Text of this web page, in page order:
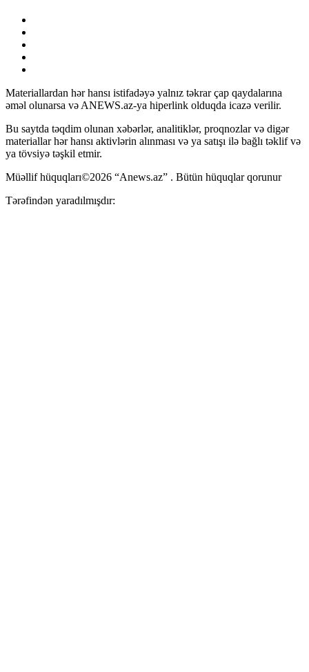
Materiallardan hər hansı istifadəyə yalnız təkrar çap qaydalarına
əməl olunarsa və ANEWS.az-ya hiperlink olduqda icazə verilir.
Bu saytda təqdim olunan xəbərlər, analitiklər, proqnozlar və digər
materiallar hər hansı aktivlərin alınması və ya satışı ilə bağlı təklif və
ya tövsiyə təşkil etmir.
Müəllif hüquqları©2026 “Anews.az” . Bütün hüquqlar qorunur
Tərəfindən yaradılmışdır: